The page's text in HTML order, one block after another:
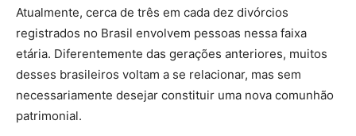
Atualmente, cerca de três em cada dez divórcios
registrados no Brasil envolvem pessoas nessa faixa
etária. Diferentemente das gerações anteriores, muitos
desses brasileiros voltam a se relacionar, mas sem
necessariamente desejar constituir uma nova comunhão
patrimonial.